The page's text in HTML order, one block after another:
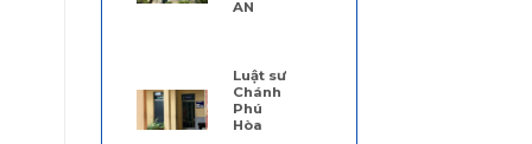
AN
Luật sư
Chánh
Phú
Hòa